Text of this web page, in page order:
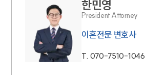
한민영
President Attorney
이혼전문 변호사
T. 070-7510-1046